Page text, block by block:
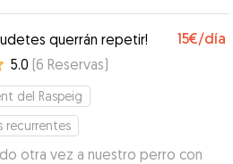
querrán repetir! 15€/día
5.0 (6 Reservas)
del Raspeig
recurrentes
otra vez a nuestro perro con